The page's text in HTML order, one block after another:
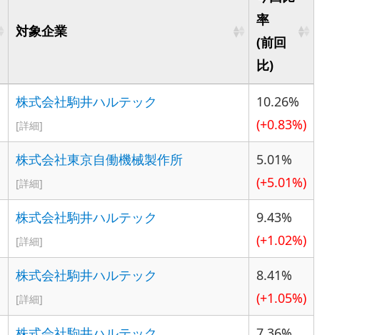
対象企業
率
(前回
比)
株式会社駒井ハルテック
[詳細]
10.26%
(+0.83%)
株式会社東京自働機械製作所
[詳細]
5.01%
(+5.01%)
株式会社駒井ハルテック
[詳細]
9.43%
(+1.02%)
株式会社駒井ハルテック
[詳細]
8.41%
(+1.05%)